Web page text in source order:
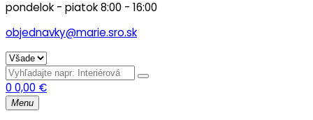
pondelok - piatok 8:00 - 16:00
objednavky@marie.sro.sk
0 0,00 €
Menu